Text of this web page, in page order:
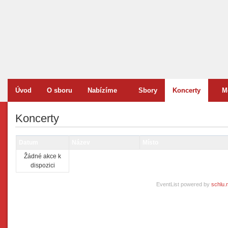
Úvod O sboru Nabízíme Sbory Koncerty
Koncerty
Žádné akce k
dispozici
EventList powered by